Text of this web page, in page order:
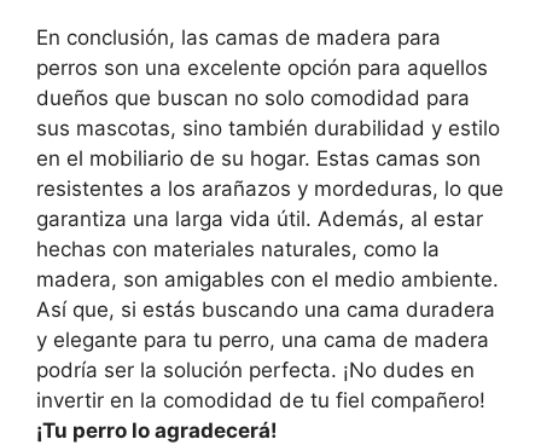
En conclusión, las camas de madera para
perros son una excelente opción para aquellos
dueños que buscan no solo comodidad para
sus mascotas, sino también durabilidad y estilo
en el mobiliario de su hogar. Estas camas son
resistentes a los arañazos y mordeduras, lo que
garantiza una larga vida útil. Además, al estar
hechas con materiales naturales, como la
madera, son amigables con el medio ambiente.
Así que, si estás buscando una cama duradera
y elegante para tu perro, una cama de madera
podría ser la solución perfecta. ¡No dudes en
invertir en la comodidad de tu fiel compañero!
¡Tu perro lo agradecerá!